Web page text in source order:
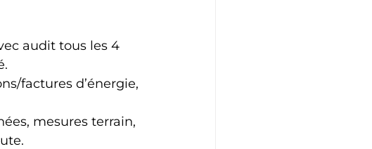
audit tous les 4
factures d’énergie,
mesures terrain,